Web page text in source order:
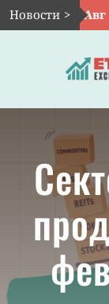
Skip
to
Новости > Авг
ГЛАВНАЯ
ЧТО